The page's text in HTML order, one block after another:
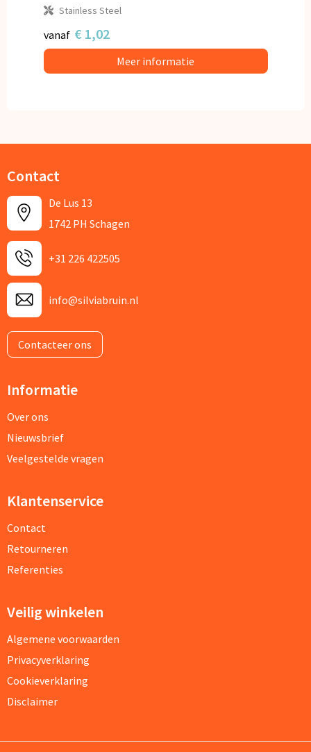
Stainless Steel
vanaf € 1,02
Meer informatie
Contact
De Lus 13
1742 PH Schagen
+31 226 422505
info@silviabruin.nl
Contacteer ons
Informatie
Over ons
Nieuwsbrief
Veelgestelde vragen
Klantenservice
Contact
Retourneren
Referenties
Veilig winkelen
Algemene voorwaarden
Privacyverklaring
Cookieverklaring
Disclaimer